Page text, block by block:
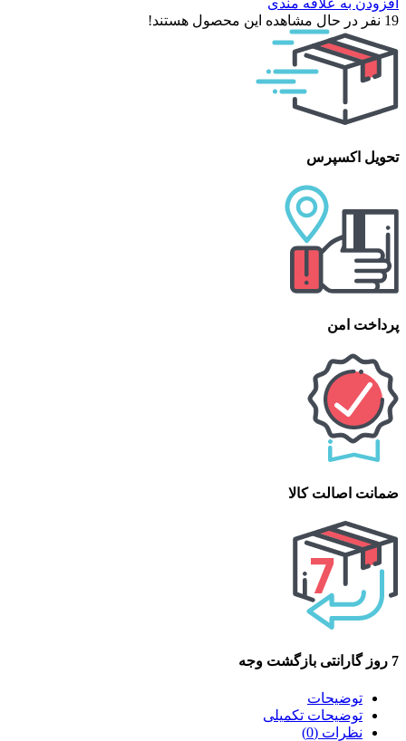
افزودن به علاقه مندی
19 نفر در حال مشاهده این محصول هستند!
تحویل اکسپرس
پرداخت امن
ضمانت اصالت کالا
7 روز گارانتی بازگشت وجه
توضیحات
توضیحات تکمیلی
نظرات (0)